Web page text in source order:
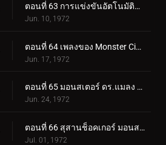
ตอนที่ 63 การแข่งขันอัตโนมัติแห่งความตายของสัตว์ประหลาดแรด
Jun. 10, 1972
ตอนที่ 64 เพลงของ Monster Cicadaminga ที่จะฆ่าทุกคน
Jun. 17, 1972
ตอนที่ 65 มอนสเตอร์ ดร.แมลง และโรงเรียนช็อคเกอร์
Jun. 24, 1972
ตอนที่ 66 สุสานช็อคเกอร์ มอนสเตอร์ที่ฟื้นคืนชีพ
Jul. 01, 1972